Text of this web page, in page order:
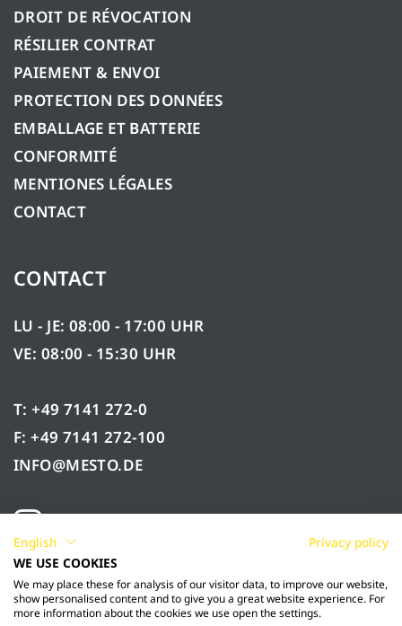
DROIT DE RÉVOCATION
RÉSILIER CONTRAT
PAIEMENT & ENVOI
PROTECTION DES DONNÉES
EMBALLAGE ET BATTERIE
CONFORMITÉ
MENTIONES LÉGALES
CONTACT
CONTACT
LU - JE: 08:00 - 17:00 UHR
VE: 08:00 - 15:30 UHR
T: +49 7141 272-0
F: +49 7141 272-100
INFO@MESTO.DE
English
Privacy policy
WE USE COOKIES
We may place these for analysis of our visitor data, to improve our website,
show personalised content and to give you a great website experience. For
more information about the cookies we use open the settings.